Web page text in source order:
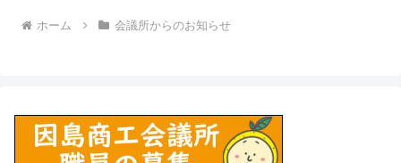
ホーム 会議所からのお知らせ